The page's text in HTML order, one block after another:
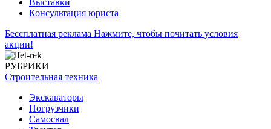
Выставки
Консультация юриста
Бессплатная реклама Нажмите, чтобы почитать условия
акции!
РУБРИКИ
Строительная техника
Экскаваторы
Погрузчики
Самосвал